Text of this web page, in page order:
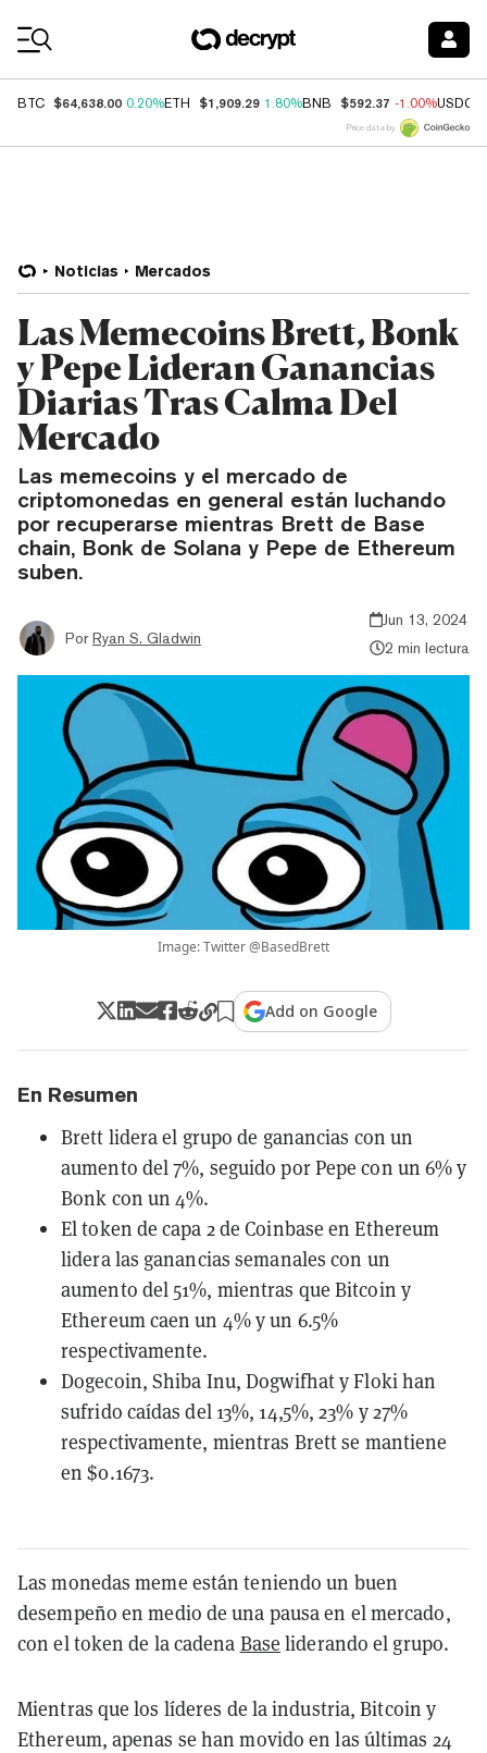
BTC $64,638.00 0.20%ETH $1,909.29 1.80%BNB $592.37 -1.00%USDC
Price data by
Noticias Mercados
Las Memecoins Brett, Bonk
y Pepe Lideran Ganancias
Diarias Tras Calma Del
Mercado
Las memecoins y el mercado de
criptomonedas en general están luchando
por recuperarse mientras Brett de Base
chain, Bonk de Solana y Pepe de Ethereum
suben.
Por Ryan S. Gladwin
Jun 13, 2024
2 min lectura
Image: Twitter @BasedBrett
Add on Google
En Resumen
Brett lidera el grupo de ganancias con un
aumento del 7%, seguido por Pepe con un 6% y
Bonk con un 4%.
El token de capa 2 de Coinbase en Ethereum
lidera las ganancias semanales con un
aumento del 51%, mientras que Bitcoin y
Ethereum caen un 4% y un 6.5%
respectivamente.
Dogecoin, Shiba Inu, Dogwifhat y Floki han
sufrido caídas del 13%, 14,5%, 23% y 27%
respectivamente, mientras Brett se mantiene
en $0.1673.
Las monedas meme están teniendo un buen
desempeño en medio de una pausa en el mercado,
con el token de la cadena Base liderando el grupo.
Mientras que los líderes de la industria, Bitcoin y
Ethereum, apenas se han movido en las últimas 24